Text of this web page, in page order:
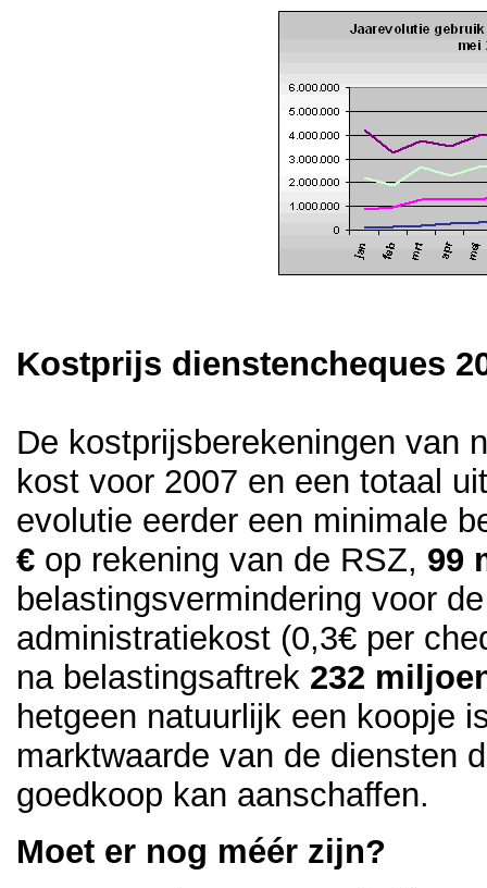
Kostprijs dienstencheques
De kostprijsberekeningen van
kost voor 2007 en een totaal
evolutie eerder een minimale
€ op rekening van de RSZ, 99
belastingsvermindering voor
administratiekost (0,3€ per
na belastingsaftrek 232
hetgeen natuurlijk een koopje
marktwaarde van de diensten
goedkoop kan aanschaffen.
Moet er nog méér zijn?